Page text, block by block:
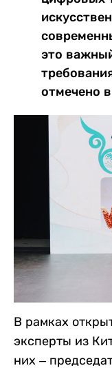
это
отмечено
В рамках
эксперты из
них –